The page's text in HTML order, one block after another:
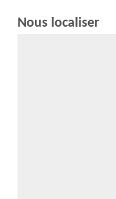
Nous localiser